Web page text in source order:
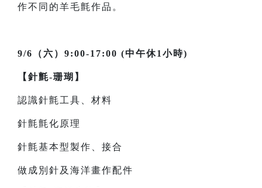
作不同的羊毛氈作品。
9/6（六）9:00-17:00 (中午休1小時)
【針氈-珊瑚】
認識針氈工具、材料
針氈氈化原理
針氈基本型製作、接合
做成別針及海洋畫作配件